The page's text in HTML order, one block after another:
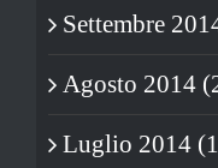
Settembre
Agosto 2014
Luglio 2014